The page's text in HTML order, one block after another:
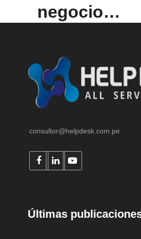
negocio…
consultor@helpdesk.com.pe
Últimas